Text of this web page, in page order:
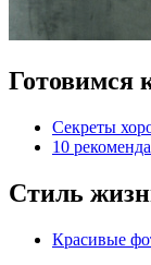
Готовимся
Секреты
10
Стиль
Красивые